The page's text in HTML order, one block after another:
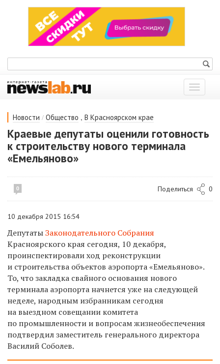
Показать
меню
Новости / Общество , В Красноярском крае
Краевые депутаты оценили готовность
к строительству нового терминала
«Емельяново»
0 Поделиться 0
10 декабря 2015 16:54
ДепутатыЗаконодательного Собрания
Красноярского края сегодня, 10 декабря,
проинспектировали ход реконструкции
и строительства объектов аэропорта «Емельяново».
То, что закладка свайного основания нового
терминала аэропорта начнется уже на следующей
неделе, народным избранникам сегодня
на выездном совещании комитета
по промышленности и вопросам жизнеобеспечения
подтвердил заместитель генерального директора
Василий Соболев.